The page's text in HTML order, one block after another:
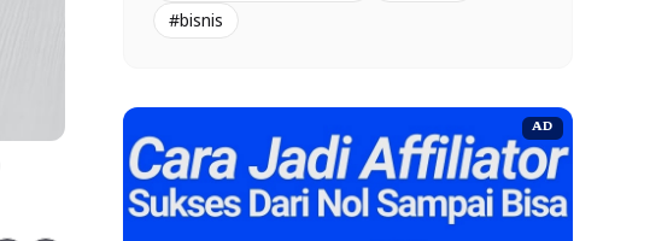
#bisnis
AD